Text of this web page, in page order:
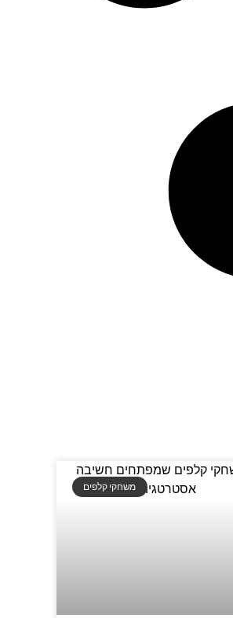
משחקי קלפים